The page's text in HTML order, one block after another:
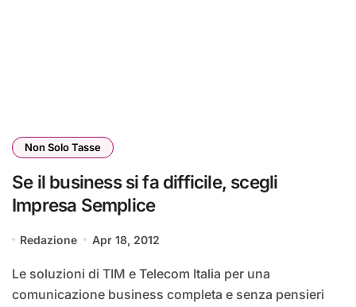
Non Solo Tasse
Se il business si fa difficile, scegli
Impresa Semplice
Redazione Apr 18, 2012
Le soluzioni di TIM e Telecom Italia per una
comunicazione business completa e senza pensieri